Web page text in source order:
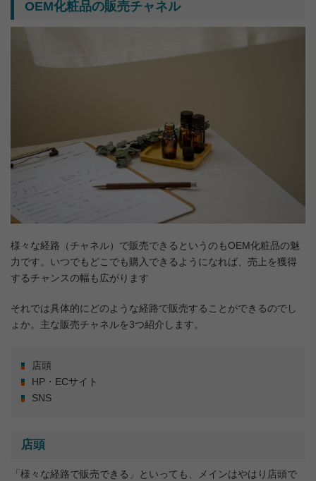
OEM化粧品の販売チャネル
様々な経路（チャネル）で販売できるというのもOEM化粧品の魅
力です。いつでもどこでも購入できるようになれば、売上を獲得
するチャンスの幅も広がります
それでは具体的にどのような経路で販売することができるのでし
ょか。主な販売チャネルを3つ紹介します。
店頭
HP・ECサイト
SNS
店頭
「様々な経路で販売できる」といっても、メインはやはり店頭で